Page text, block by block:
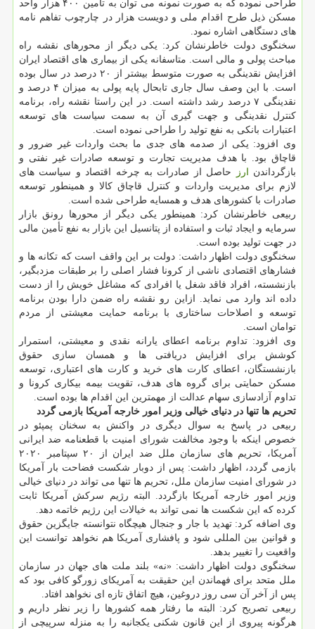
طراحی نموده که به صورت نمونه می توان به تأمین ۴۰۰ هزار واحد
مسکن ذیل طرح اقدام ملی و دویست هزار در چارچوب تفاهم نامه
های دستگاهی اشاره نمود.
سخنگوی دولت خاطرنشان کرد: یکی دیگر از محورهای نقشه راه
مباحث پولی و مالی است. متاسفانه یکی از بیماری های اقتصاد ایران
افزایش نقدینگی به صورت متوسط بیشتر از ۲۰ درصد در سال بوده
است. با این وصف سال جاری تابحال پایه پولی به میزان ۴ درصد و
نقدینگی ۷ درصد رشد داشته است. در این راستا نقشه راه، برنامه
کنترل نقدینگی و جهت گیری آن به سمت سیاست های توسعه
اعتبارات بانکی به نفع تولید را طراحی نموده است.
وی افزود: یکی از صدمه های جدی ما بحث واردات غیر ضرور و
قاچاق بود. با هدف مدیریت تجارت و توسعه صادرات غیر نفتی و
بازگرداندن ارز
حاصل از صادرات به چرخه اقتصاد و سیاست های
لازم برای مدیریت واردات و کنترل قاچاق کالا و همینطور توسعه
صادرات با کشورهای هدف و همسایه طراحی شده است.
ربیعی خاطرنشان کرد: همینطور یکی دیگر از محورها رونق بازار
سرمایه و ایجاد ثبات و استفاده از پتانسیل این بازار به نفع تأمین مالی
در جهت تولید بوده است.
سخنگوی دولت اظهار داشت: دولت بر این واقف است که تکانه ها و
فشارهای اقتصادی ناشی از کرونا فشار اصلی را بر طبقات مزدبگیر،
بازنشسته، افراد فاقد شغل یا افرادی که مشاغل خویش را از دست
داده اند وارد می نماید. ازاین رو نقشه راه ضمن دارا بودن برنامه
توسعه و اصلاحات ساختاری با برنامه حمایت معیشتی از مردم
توامان است.
وی افزود: تداوم برنامه اعطای یارانه نقدی و معیشتی، استمرار
کوشش برای افزایش دریافتی ها و همسان سازی حقوق
بازنشستگان، اعطای کارت های خرید و کارت های اعتباری، توسعه
مسکن حمایتی برای گروه های هدف، تقویت بیمه بیکاری کرونا و
تداوم آزادسازی سهام عدالت از مهمترین این اقدام ها بوده است.
تحریم ها تنها در دنیای خیالی وزیر امور خارجه آمریکا بازمی گردد
ربیعی در پاسخ به سوال دیگری در واکنش به سخنان پمپئو در
خصوص اینکه با وجود مخالفت شورای امنیت با قطعنامه ضد ایرانی
آمریکا، تحریم های سازمان ملل ضد ایران از ۲۰ سپتامبر ۲۰۲۰
بازمی گردد، اظهار داشت: پس از دوبار شکست فضاحت بار آمریکا
در شورای امنیت سازمان ملل، تحریم ها تنها می تواند در دنیای خیالی
وزیر امور خارجه آمریکا بازگردد. البته رژیم سرکش آمریکا ثابت
کرده که این شکست ها نمی تواند به خیالات این رژیم خاتمه دهد.
وی اضافه کرد: تهدید با جار و جنجال هیچگاه نتوانسته جایگزین حقوق
و قوانین بین المللی شود و پافشاری آمریکا هم نخواهد توانست این
واقعیت را تغییر بدهد.
سخنگوی دولت اظهار داشت: «نه» بلند ملت های جهان در سازمان
ملل متحد برای فهماندن این حقیقت به آمریکای زورگو کافی بود که
پس از آخر آن سی روز دروغین، هیچ اتفاق تازه ای نخواهد افتاد.
ربیعی تصریح کرد: البته ما رفتار همه کشورها را زیر نظر داریم و
هرگونه پیروی از این قانون شکنی یکجانبه را به منزله سرپیچی از